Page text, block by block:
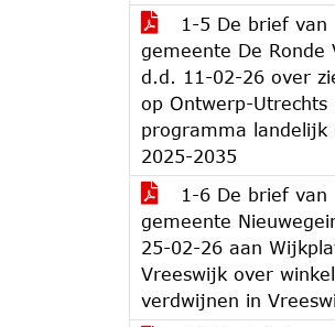
1-5 De brief van
gemeente De Ronde
d.d. 11-02-26 over
op Ontwerp-Utrechts
programma landelijk
2025-2035
1-6 De brief van
gemeente
25-02-26 aan
Vreeswijk over
verdwijnen in